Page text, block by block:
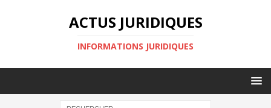
ACTUS JURIDIQUES
INFORMATIONS JURIDIQUES